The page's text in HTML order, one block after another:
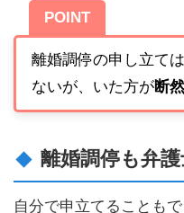
POINT
離婚調停の申し立て
ないが、いた方が断
離婚調停も弁
自分で申立てることも